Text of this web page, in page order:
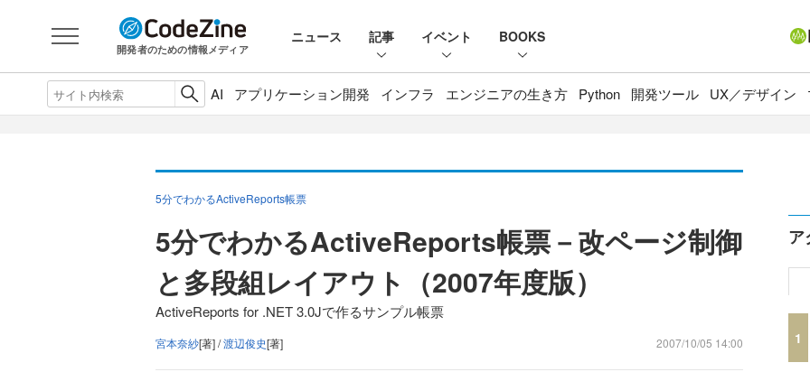
開発者のための情報メディア
ニュース 記事 イベント BOOKS
AI アプリケーション開発 インフラ エンジニアの生き方 Python 開発ツール UX／デザイン
5分でわかるActiveReports帳票
5分でわかるActiveReports帳票－改ページ制御
と多段組レイアウト（2007年度版）
ActiveReports for .NET 3.0Jで作るサンプル帳票
宮本奈紗[著] /渡辺俊史[著] 2007/10/05 14:00
ア
1